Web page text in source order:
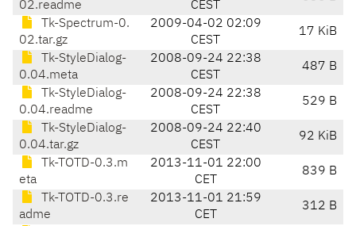
02.readme
CEST
Tk-Spectrum-0.
02.tar.gz
2009-04-02 02:09
CEST
17 KiB
Tk-StyleDialog-
0.04.meta
2008-09-24 22:38
CEST
487 B
Tk-StyleDialog-
0.04.readme
2008-09-24 22:38
CEST
529 B
Tk-StyleDialog-
0.04.tar.gz
2008-09-24 22:40
CEST
92 KiB
Tk-TOTD-0.3.m
eta
2013-11-01 22:00
CET
839 B
Tk-TOTD-0.3.re
adme
2013-11-01 21:59
CET
312 B